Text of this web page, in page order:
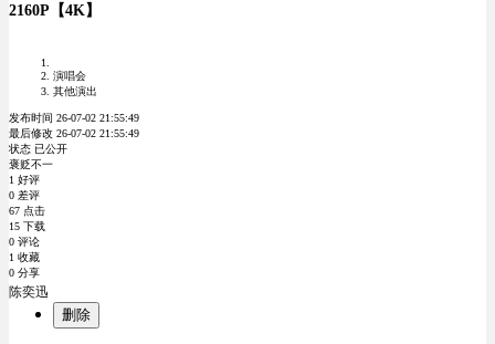
2160P【4K】
演唱会
其他演出
发布时间 26-07-02 21:55:49
最后修改 26-07-02 21:55:49
状态 已公开
褒贬不一
1 好评
0 差评
67 点击
15 下载
0 评论
1 收藏
0 分享
陈奕迅
删除